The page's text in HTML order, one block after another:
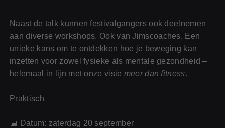
Naast de talk kunnen festivalgangers ook deelnemen
aan diverse workshops. Ook van Jimscoaches. Een
unieke kans om te ontdekken hoe je beweging kan
inzetten voor zowel fysieke als mentale gezondheid –
helemaal in lijn met onze visie meer dan fitness.
Praktisch
📅 Datum: zaterdag 20 september